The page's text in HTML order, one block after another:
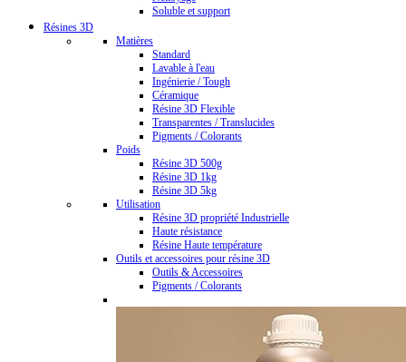
Soluble et support
Résines 3D
Matières
Standard
Lavable à l'eau
Ingénierie / Tough
Céramique
Résine 3D Flexible
Transparentes / Translucides
Pigments / Colorants
Poids
Résine 3D 500g
Résine 3D 1kg
Résine 3D 5kg
Utilisation
Résine 3D propriété Industrielle
Haute résistance
Résine Haute température
Outils et accessoires pour résine 3D
Outils & Accessoires
Pigments / Colorants